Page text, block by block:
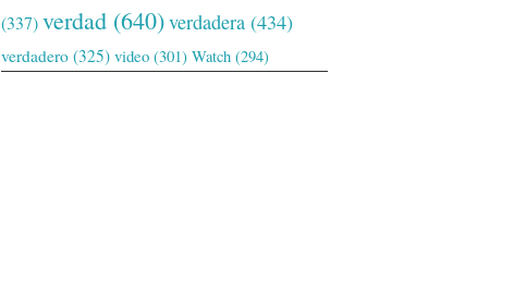
(337)verdad (640)verdadera (434)
verdadero (325) video (301) Watch (294)